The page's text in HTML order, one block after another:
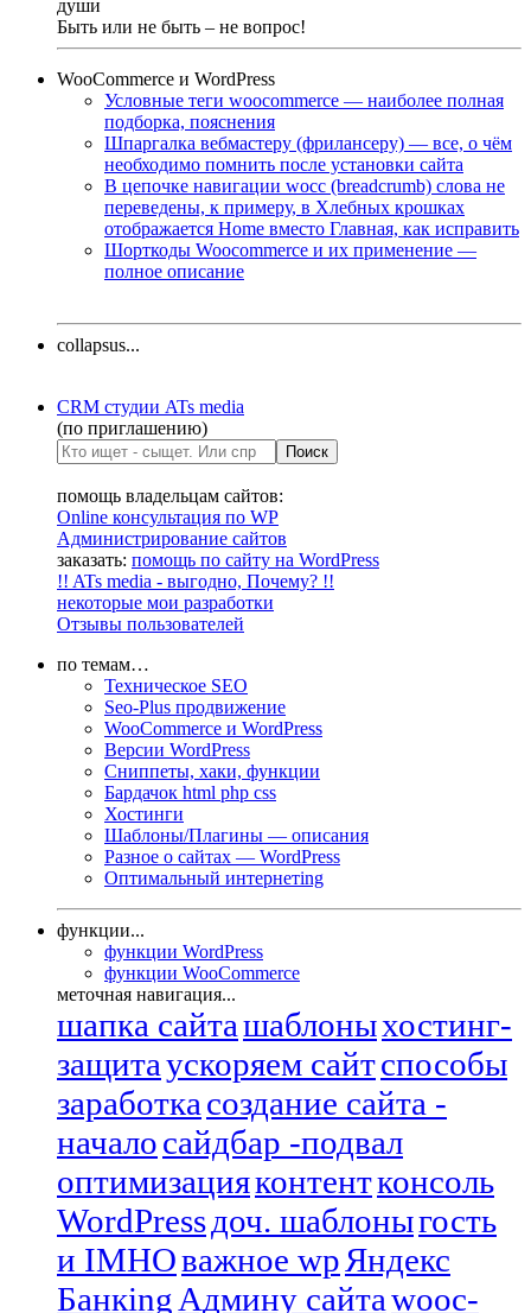
души
Быть или не быть – не вопрос!
WooCommerce и WordPress
Условные теги woocommerce — наиболее полная
подборка, пояснения
Шпаргалка вебмастеру (фрилансеру) — все, о чём
необходимо помнить после установки сайта
В цепочке навигации wocc (breadcrumb) слова не
переведены, к примеру, в Хлебных крошках
отображается Home вместо Главная, как исправить
Шорткоды Woocommerce и их применение —
полное описание
collapsus...
CRM студии ATs media
(по приглашению)
помощь владельцам сайтов:
Online консультация по WP
Администрирование сайтов
заказать: помощь по сайту на WordPress
!! ATs media - выгодно, Почему? !!
некоторые мои разработки
Отзывы пользователей
по темам…
Техническое SEO
Seo-Plus продвижение
WooCommerce и WordPress
Версии WordPress
Сниппеты, хаки, функции
Бардачок html php css
Хостинги
Шаблоны/Плагины — описания
Разное о сайтах — WordPress
Оптимальный интернетing
функции...
функции WordPress
функции WooCommerce
меточная навигация...
шапка сайташаблоныхостинг-
защитаускоряем сайтспособы
заработка создание сайта -
началосайдбар -подвал
оптимизацияконтентконсоль
WordPressдоч. шаблоныгость
и IMHOважное wp Яндекс
Банкing Админу сайтаwooc-